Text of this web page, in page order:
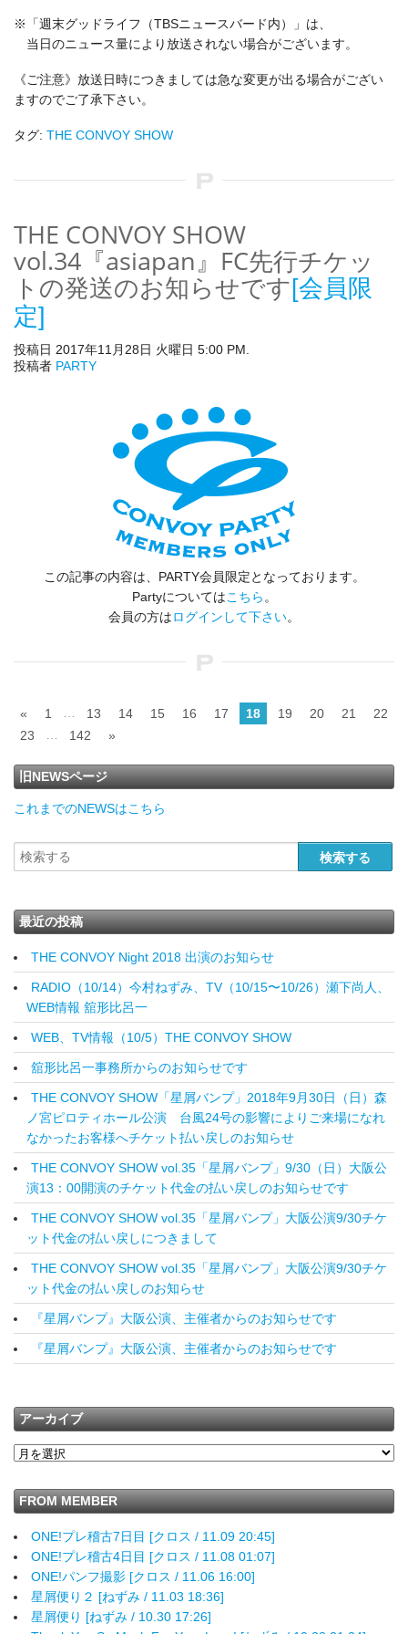
※「週末グッドライフ（TBSニュースバード内）」は、
当日のニュース量により放送されない場合がございます。
《ご注意》放送日時につきましては急な変更が出る場合がござい
ますのでご了承下さい。
タグ: THE CONVOY SHOW
THE CONVOY SHOW
vol.34『asiapan』FC先行チケッ
トの発送のお知らせです [会員限
定]
投稿日 2017年11月28日 火曜日 5:00 PM.
投稿者 PARTY
この記事の内容は、PARTY会員限定となっております。
Partyについてはこちら 。
会員の方はログインして下さい。
« 1 13 14 15 16 17 18 19 20 21
22
23
142 »
旧NEWSページ
これまでのNEWSはこちら
最近の投稿
THE CONVOY Night 2018 出演のお知らせ
RADIO（10/14）今村ねずみ、TV（10/15〜10/26）瀬下尚人、
WEB情報 舘形比呂一
WEB、TV情報（10/5）THE CONVOY SHOW
舘形比呂一事務所からのお知らせです
THE CONVOY SHOW「星屑バンプ」2018年9月30日（日）森
ノ宮ピロティホール公演 台風24号の影響によりご来場になれ
なかったお客様へチケット払い戻しのお知らせ
THE CONVOY SHOW vol.35「星屑バンプ」9/30（日）大阪公
演13：00開演のチケット代金の払い戻しのお知らせです
THE CONVOY SHOW vol.35「星屑バンプ」大阪公演9/30チケ
ット代金の払い戻しにつきまして
THE CONVOY SHOW vol.35「星屑バンプ」大阪公演9/30チケ
ット代金の払い戻しのお知らせ
『星屑バンプ』大阪公演、主催者からのお知らせです
『星屑バンプ』大阪公演、主催者からのお知らせです
アーカイブ
FROM MEMBER
ONE!プレ稽古7日目 [クロス / 11.09 20:45]
ONE!プレ稽古4日目 [クロス / 11.08 01:07]
ONE!パンフ撮影 [クロス / 11.06 16:00]
星屑便り２ [ねずみ / 11.03 18:36]
星屑便り [ねずみ / 10.30 17:26]